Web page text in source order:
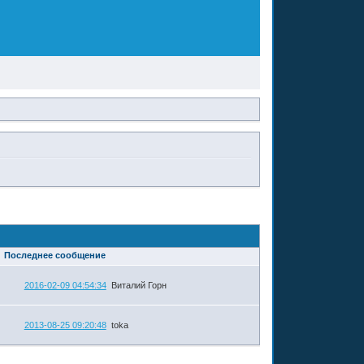
Последнее сообщение
2016-02-09 04:54:34 Виталий Горн
2013-08-25 09:20:48 toka